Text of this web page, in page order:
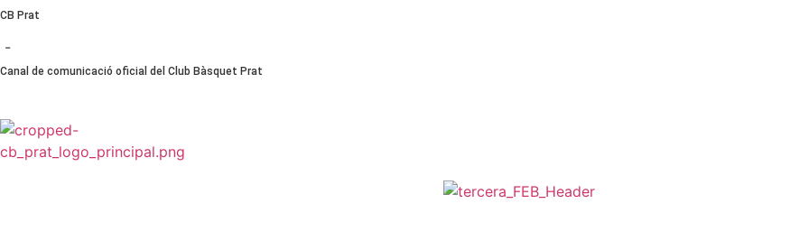
Ir
contenido
CB Prat
-
Canal de comunicació oficial del Club Bàsquet Prat